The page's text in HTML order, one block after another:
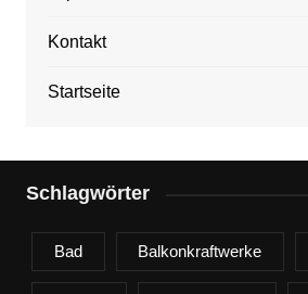
Kontakt
Startseite
Schlagwörter
Bad Balkonkraftwerke